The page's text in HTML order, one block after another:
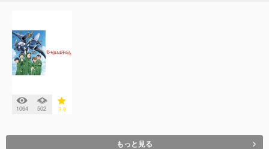
1064 502 3.8
もっと見る